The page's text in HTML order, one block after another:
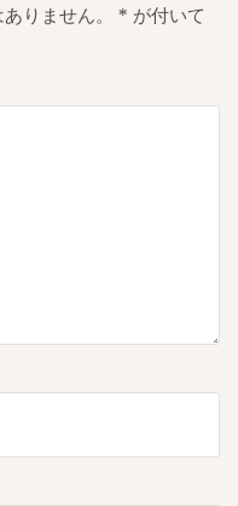
りません。 * が付いて